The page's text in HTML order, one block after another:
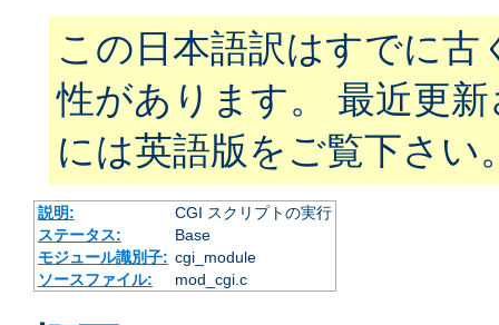
この日本語訳はすでに古
性があります。 最近更
には英語版をご覧下さい
説明:
CGI スクリプトの実行
ステータス:
Base
モジュール識別子: cgi_module
ソースファイル:
mod_cgi.c